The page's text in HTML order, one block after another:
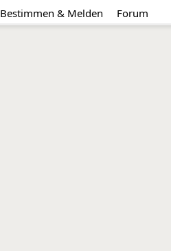
Bestimmen & Melden Forum